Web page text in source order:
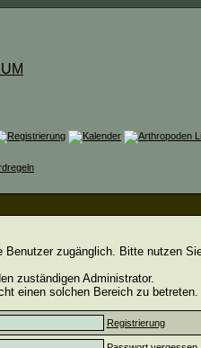
zugänglich. Bitte nutzen
zuständigen Administrator.
einen solchen Bereich zu betreten.
Registrierung